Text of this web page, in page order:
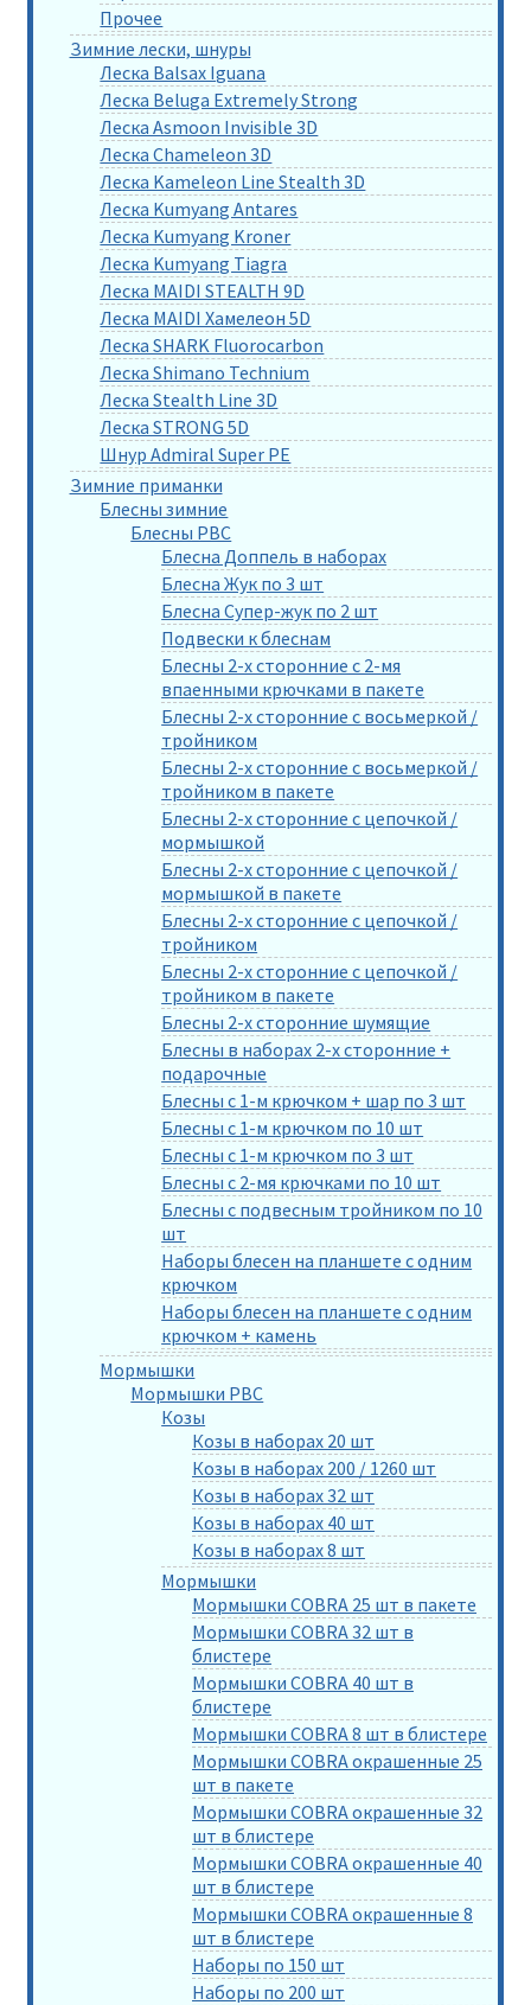
Прочее
Зимние лески, шнуры
Леска Balsax Iguana
Леска Beluga Extremely Strong
Леска Asmoon Invisible 3D
Леска Chameleon 3D
Леска Kameleon Line Stealth 3D
Леска Kumyang Antares
Леска Kumyang Kroner
Леска Kumyang Tiagra
Леска MAIDI STEALTH 9D
Леска MAIDI Хамелеон 5D
Леска SHARK Fluorocarbon
Леска Shimano Technium
Леска Stealth Line 3D
Леска STRONG 5D
Шнур Admiral Super PE
Зимние приманки
Блесны зимние
Блесны РВС
Блесна Доппель в наборах
Блесна Жук по 3 шт
Блесна Супер-жук по 2 шт
Подвески к блеснам
Блесны 2-х сторонние с 2-мя
впаенными крючками в пакете
Блесны 2-х сторонние с восьмеркой /
тройником
Блесны 2-х сторонние с восьмеркой /
тройником в пакете
Блесны 2-х сторонние с цепочкой /
мормышкой
Блесны 2-х сторонние с цепочкой /
мормышкой в пакете
Блесны 2-х сторонние с цепочкой /
тройником
Блесны 2-х сторонние с цепочкой /
тройником в пакете
Блесны 2-х сторонние шумящие
Блесны в наборах 2-х сторонние +
подарочные
Блесны с 1-м крючком + шар по 3 шт
Блесны с 1-м крючком по 10 шт
Блесны с 1-м крючком по 3 шт
Блесны с 2-мя крючками по 10 шт
Блесны с подвесным тройником по 10
шт
Наборы блесен на планшете с одним
крючком
Наборы блесен на планшете с одним
крючком + камень
Мормышки
Мормышки РВС
Козы
Козы в наборах 20 шт
Козы в наборах 200 / 1260 шт
Козы в наборах 32 шт
Козы в наборах 40 шт
Козы в наборах 8 шт
Мормышки
Мормышки COBRA 25 шт в пакете
Мормышки COBRA 32 шт в
блистере
Мормышки COBRA 40 шт в
блистере
Мормышки COBRA 8 шт в блистере
Мормышки COBRA окрашенные 25
шт в пакете
Мормышки COBRA окрашенные 32
шт в блистере
Мормышки COBRA окрашенные 40
шт в блистере
Мормышки COBRA окрашенные 8
шт в блистере
Наборы по 150 шт
Наборы по 200 шт